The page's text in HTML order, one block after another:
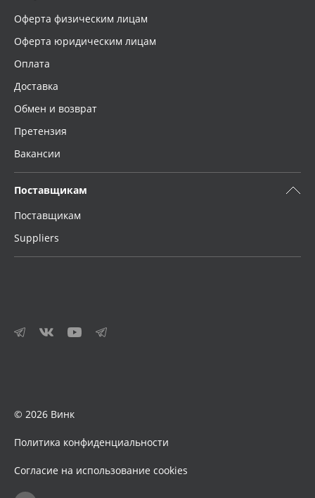
Оферта физическим лицам
Оферта юридическим лицам
Оплата
Доставка
Обмен и возврат
Претензия
Вакансии
Поставщикам
Поставщикам
Suppliers
© 2026 Винк
Политика конфиденциальности
Согласие на использование cookies